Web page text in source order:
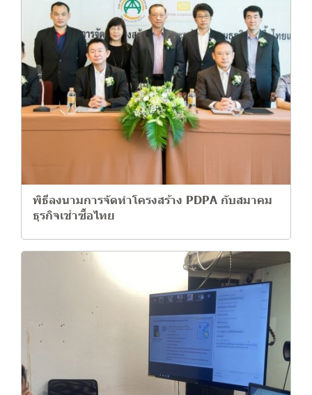
พิธีลงนามการจัดทำโครงสร้าง PDPA กับสมาคม
ธุรกิจเช่าซื้อไทย